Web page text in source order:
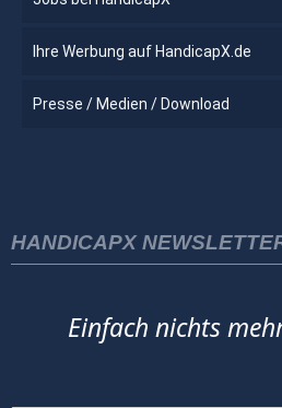
Ihre Werbung auf HandicapX.de
Presse / Medien / Download
HANDICAPX
Einfach nichts